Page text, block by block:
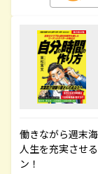
働きながら週末
人生を充実させ
ン！